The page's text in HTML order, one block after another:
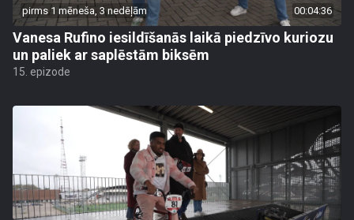
pirms 1 mēneša, 3 nedēļām 00:04:36
Vanesa Rufino iesildīšanās laikā piedzīvo kuriozu
un paliek ar saplēstām biksēm
15. epizode